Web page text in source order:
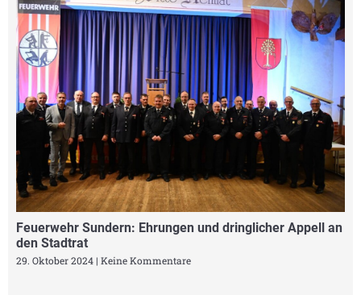
Feuerwehr Sundern: Ehrungen und dringlicher Appell an
den Stadtrat
29. Oktober 2024 Keine Kommentare